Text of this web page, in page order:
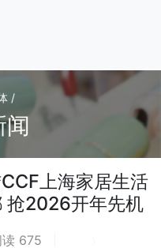
/
闻
上海家居生活
抢2026开年先机
读 675